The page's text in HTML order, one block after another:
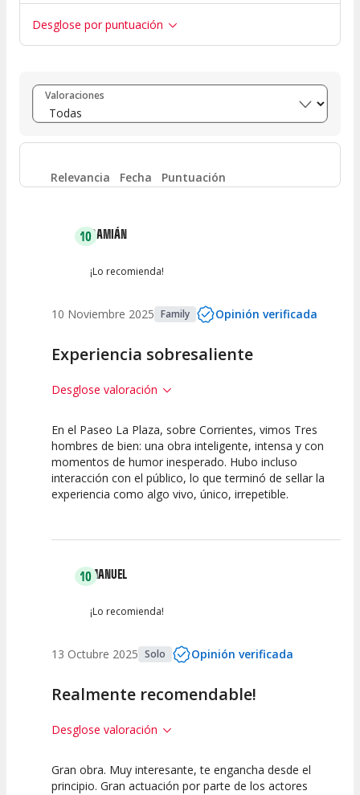
Desglose por puntuación
Entre 8 y 10 (12)
Entre 6 y 8 (4)
Entre 4 y 6 3
Valoraciones
Relevancia Fecha Puntuación
10DAMIÁN
¡Lo recomienda!
10 Noviembre 2025 Family Opinión verificada
Experiencia sobresaliente
Desglose valoración
10
Calidad del
Espectáculo
10
Puesta en
Escena
10
Interpretación
artística
En el Paseo La Plaza, sobre Corrientes, vimos Tres
hombres de bien: una obra inteligente, intensa y con
momentos de humor inesperado. Hubo incluso
interacción con el público, lo que terminó de sellar la
experiencia como algo vivo, único, irrepetible.
10MANUEL
¡Lo recomienda!
13 Octubre 2025 Solo Opinión verificada
Realmente recomendable!
Desglose valoración
10 10 10
Gran obra. Muy interesante, te engancha desde el
principio. Gran actuación por parte de los actores